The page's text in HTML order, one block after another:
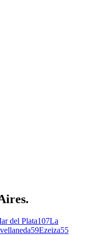
.
del Plata107La
59Ezeiza55